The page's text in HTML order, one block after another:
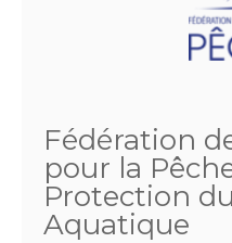
Fédération
pour la
Protection
Aquatique